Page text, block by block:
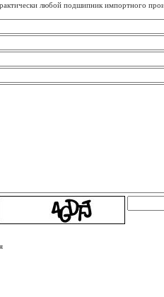
любой подшипник импортного